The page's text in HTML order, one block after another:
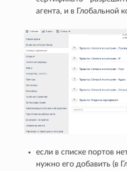
агента, и в Глобальной
если в списке портов
нужно его добавить (в